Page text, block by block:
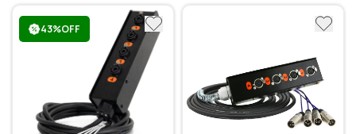
43%OFF